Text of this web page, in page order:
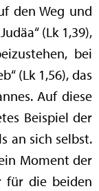
den Weg und
(Lk 1,39),
bei
(Lk 1,56), das
Auf diese
Beispiel der
an sich selbst.
Moment der
für die beiden